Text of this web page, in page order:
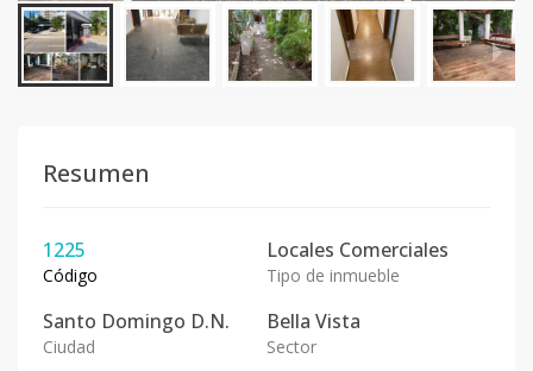
Resumen
1225
Código
Locales Comerciales
Tipo de inmueble
Santo Domingo D.N.
Ciudad
Bella Vista
Sector